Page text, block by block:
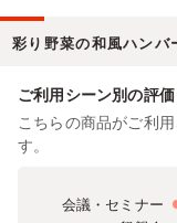
彩り野菜の和風ハンバ
ご利用シーン別の評価
こちらの商品がご利
す。
会議・セミナー